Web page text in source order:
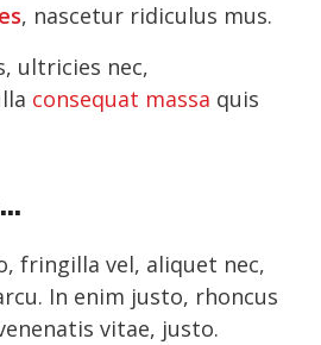
, nascetur ridiculus mus.
ultricies nec,
consequat massa quis
fringilla vel, aliquet nec,
In enim justo, rhoncus
vitae, justo.